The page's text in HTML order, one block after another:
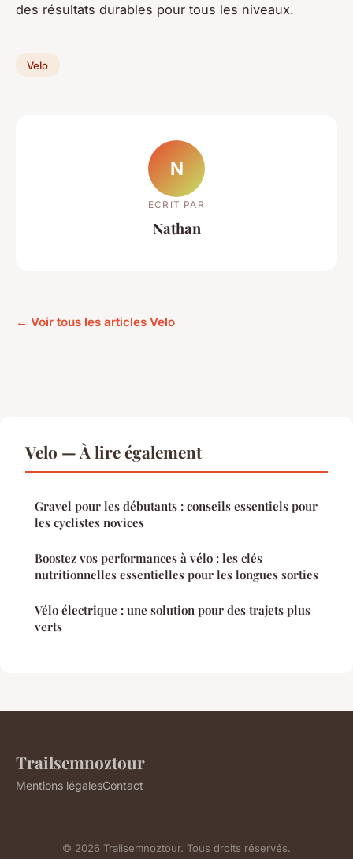
des résultats durables pour tous les niveaux.
Velo
N
ECRIT PAR
Nathan
← Voir tous les articles Velo
Velo — À lire également
Gravel pour les débutants : conseils essentiels pour
les cyclistes novices
Boostez vos performances à vélo : les clés
nutritionnelles essentielles pour les longues sorties
Vélo électrique : une solution pour des trajets plus
verts
Trailsemnoztour
Mentions légalesContact
© 2026 Trailsemnoztour. Tous droits réservés.